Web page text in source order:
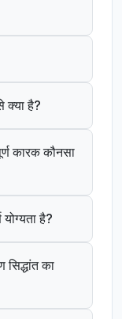
क्या है?
कारक कौनसा
योग्यता है?
सिद्धांत का